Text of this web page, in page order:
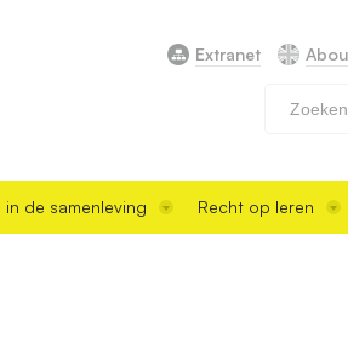
Extranet
in de samenleving Recht op leren